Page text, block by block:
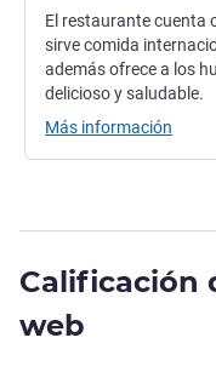
El restaurante cuenta
sirve comida
además ofrece a los
delicioso y saludable.
Más información
Calificación
web